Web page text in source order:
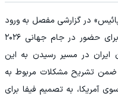
در گزارشی مفصل به ورود
به شهر تیخوانای مکزیک برای حضور در جام جهانی ۲۰۲۶
ایران در مسیر رسیدن به این
ضمن تشریح مشکلات مربوط به
آمریکا، به تصمیم فیفا برای